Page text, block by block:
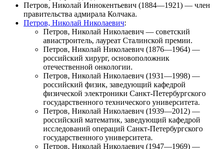
Петров, Николай Иннокентьевич (1884—1921) — член
правительства адмирала Колчака.
Петров, Николай Николаевич:
Петров, Николай Николаевич — советский
авиастроитель, лауреат Сталинской премии.
Петров, Николай Николаевич (1876—1964) —
российский хирург, основоположник
отечественной онкологии.
Петров, Николай Николаевич (1931—1998) —
российский физик, заведующий кафедрой
физической электроники Санкт-Петербургского
государственного технического университета.
Петров, Николай Николаевич (1939—2012) —
российский математик, заведующий кафедрой
исследований операций Санкт-Петербургского
государственного университета.
Петров, Николай Николаевич (1947—1969) —